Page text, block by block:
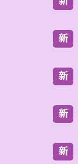
新
新
新
新